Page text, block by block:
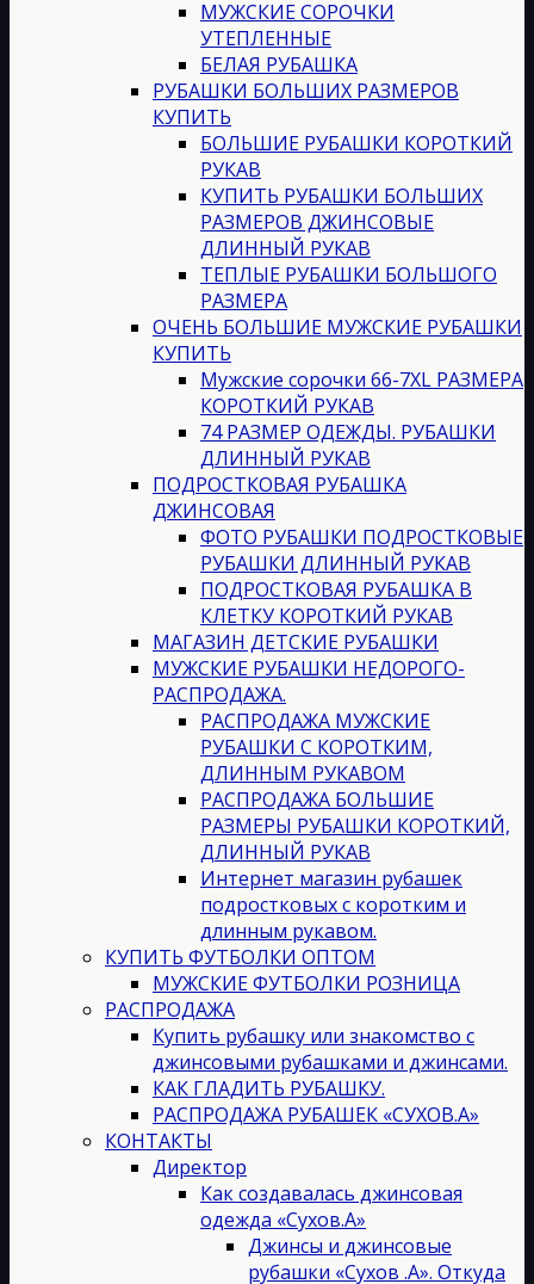
МУЖСКИЕ СОРОЧКИ
УТЕПЛЕННЫЕ
БЕЛАЯ РУБАШКА
РУБАШКИ БОЛЬШИХ РАЗМЕРОВ
КУПИТЬ
БОЛЬШИЕ РУБАШКИ КОРОТКИЙ
РУКАВ
КУПИТЬ РУБАШКИ БОЛЬШИХ
РАЗМЕРОВ ДЖИНСОВЫЕ
ДЛИННЫЙ РУКАВ
ТЕПЛЫЕ РУБАШКИ БОЛЬШОГО
РАЗМЕРА
ОЧЕНЬ БОЛЬШИЕ МУЖСКИЕ РУБАШКИ
КУПИТЬ
Мужские сорочки 66-7XL РАЗМЕРА
КОРОТКИЙ РУКАВ
74 РАЗМЕР ОДЕЖДЫ. РУБАШКИ
ДЛИННЫЙ РУКАВ
ПОДРОСТКОВАЯ РУБАШКА
ДЖИНСОВАЯ
ФОТО РУБАШКИ ПОДРОСТКОВЫЕ
РУБАШКИ ДЛИННЫЙ РУКАВ
ПОДРОСТКОВАЯ РУБАШКА В
КЛЕТКУ КОРОТКИЙ РУКАВ
МАГАЗИН ДЕТСКИЕ РУБАШКИ
МУЖСКИЕ РУБАШКИ НЕДОРОГО-
РАСПРОДАЖА.
РАСПРОДАЖА МУЖСКИЕ
РУБАШКИ С КОРОТКИМ,
ДЛИННЫМ РУКАВОМ
РАСПРОДАЖА БОЛЬШИЕ
РАЗМЕРЫ РУБАШКИ КОРОТКИЙ,
ДЛИННЫЙ РУКАВ
Интернет магазин рубашек
подростковых с коротким и
длинным рукавом.
КУПИТЬ ФУТБОЛКИ ОПТОМ
МУЖСКИЕ ФУТБОЛКИ РОЗНИЦА
РАСПРОДАЖА
Купить рубашку или знакомство с
джинсовыми рубашками и джинсами.
КАК ГЛАДИТЬ РУБАШКУ.
РАСПРОДАЖА РУБАШЕК «СУХОВ.А»
КОНТАКТЫ
Директор
Как создавалась джинсовая
одежда «Сухов.А»
Джинсы и джинсовые
рубашки «Сухов .А». Откуда